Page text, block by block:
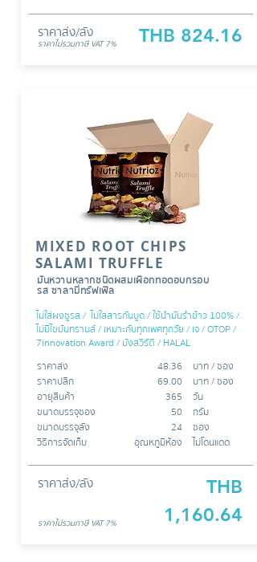
ราคาส่ง/ลัง
ราคาไม่รวมภาษี VAT 7% THB 824.16
MIXED ROOT CHIPS
SALAMI TRUFFLE
มันหวานหลากชนิดผสมเผือกทอดอบกรอบ
รส ซาลามี่ทรัฟเฟิล
ไม่ใส่ผงชูรส / ไม่ใส่สารกันบูด / ใช้นำมันรำข้าว 100% /
ไม่มีไขมันทรานส์ / เหมาะกับทุกเพศทุกวัย / เจ / OTOP /
7innovation Award / มังสวิรัติ / HALAL
ราคาส่ง
ราคาปลีก
อายุสินค้า
ขนาดบรรจุซอง
ขนาดบรรจุลัง
วิธีการจัดเก็บ
48.36
69.00
365
50
24
อุณหภูมิห้อง
บาท /​​ ซอง
บาท / ซอง
วัน
กรัม
ซอง
ไม่โดนแดด
ราคาส่ง/ลัง
ราคาไม่รวมภาษี VAT 7%
THB
1,160.64